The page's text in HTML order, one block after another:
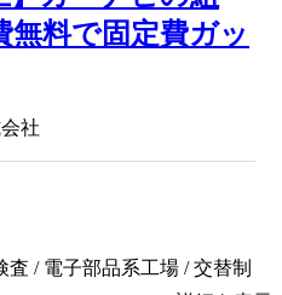
無料で固定費ガッ
社
査 / 電子部品系工場 / 交替制